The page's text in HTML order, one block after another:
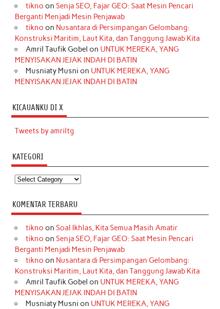
tikno on Senja SEO, Fajar GEO: Saat Mesin Pencari
Berganti Menjadi Mesin Penjawab
tikno on Nusantara di Persimpangan Gelombang:
Konstruksi Maritim, Laut Kita, dan Tanggung Jawab Kita
Amril Taufik Gobel on UNTUK MEREKA, YANG
MENYISAKAN JEJAK INDAH DI BATIN
Musniaty Musni on UNTUK MEREKA, YANG
MENYISAKAN JEJAK INDAH DI BATIN
KICAUANKU DI X
Tweets by amriltg
KATEGORI
Kategori
KOMENTAR TERBARU
tikno on Soal Ikhlas, Kita Semua Masih Amatir
tikno on Senja SEO, Fajar GEO: Saat Mesin Pencari
Berganti Menjadi Mesin Penjawab
tikno on Nusantara di Persimpangan Gelombang:
Konstruksi Maritim, Laut Kita, dan Tanggung Jawab Kita
Amril Taufik Gobel on UNTUK MEREKA, YANG
MENYISAKAN JEJAK INDAH DI BATIN
Musniaty Musni on UNTUK MEREKA, YANG